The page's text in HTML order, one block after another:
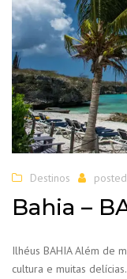
Destinos
Bahia –
Ilhéus BAHIA Além de
cultura e muitas